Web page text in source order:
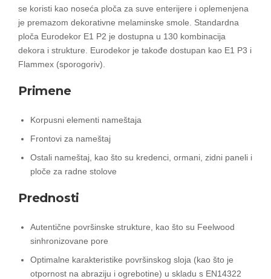
se koristi kao noseća ploča za suve enterijere i oplemenjena
je premazom dekorativne melaminske smole. Standardna
ploča Eurodekor E1 P2 je dostupna u 130 kombinacija
dekora i strukture. Eurodekor je takođe dostupan kao E1 P3 i
Flammex (sporogoriv).
Primene
Korpusni elementi nameštaja
Frontovi za nameštaj
Ostali nameštaj, kao što su kredenci, ormani, zidni paneli i
ploče za radne stolove
Prednosti
Autentične površinske strukture, kao što su Feelwood
sinhronizovane pore
Optimalne karakteristike površinskog sloja (kao što je
otpornost na abraziju i ogrebotine) u skladu s EN14322